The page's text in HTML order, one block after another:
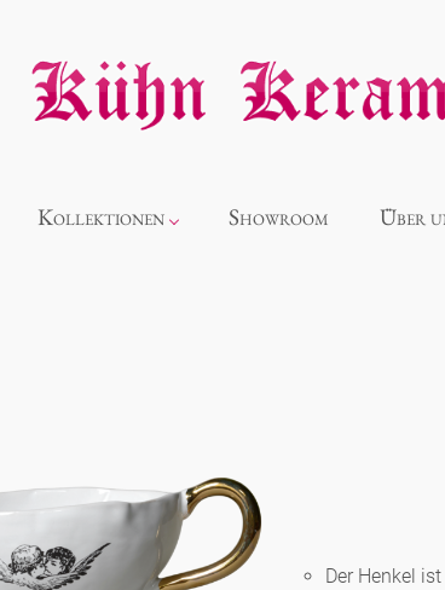
Kollektionen
Souvenir
Showroom Über
Der Henkel